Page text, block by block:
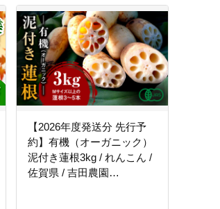
【2026年度発送分 先行予
約】有機（オーガニック）
泥付き蓮根3kg / れんこん /
佐賀県 / 吉田農園